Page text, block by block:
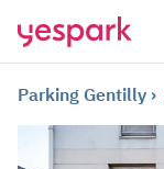
Parking Gentilly